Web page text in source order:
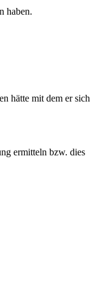
haben.
hätte mit dem er sich
ermitteln bzw. dies